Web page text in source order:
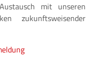
mit unseren
zukunftsweisender